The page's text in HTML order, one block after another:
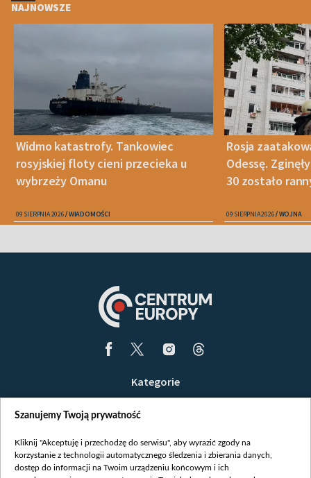
NAJNOWSZE
Widmo katastrofy. Tankowiec
rosyjskiej floty cieni przecieka u
wybrzeży Omanu
09 SIERPNIA 2026 WIADOMOŚCI
Rosja
Odessę.
30 zostało
09 SIERPNIA 2026 WOJNA
Kategorie
Opinie
Białoruś / Polska
Szanujemy Twoją prywatność
Kliknij "Akceptuję i przechodzę do serwisu", aby wyrazić zgody na
korzystanie z technologii automatycznego śledzenia i zbierania danych,
dostęp do informacji na Twoim urządzeniu końcowym i ich